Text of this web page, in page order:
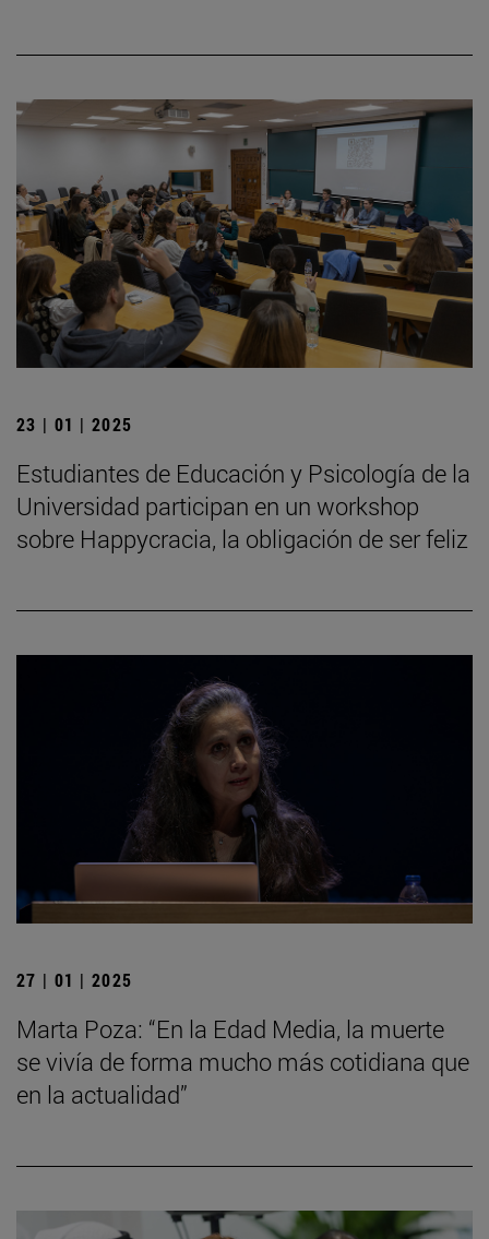
23 | 01 | 2025
Estudiantes de Educación y Psicología de la
Universidad participan en un workshop
sobre Happycracia, la obligación de ser feliz
27 | 01 | 2025
Marta Poza: “En la Edad Media, la muerte
se vivía de forma mucho más cotidiana que
en la actualidad”